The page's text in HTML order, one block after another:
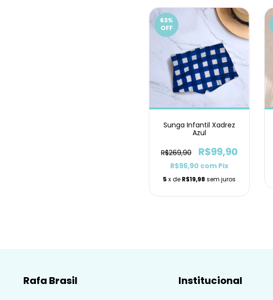
63%
OFF
Sunga Infantil Xadrez
Azul
R$269,90 R$99,90
R$96,90 com Pix
5 x de R$19,98 sem juros
Rafa Brasil Institucional